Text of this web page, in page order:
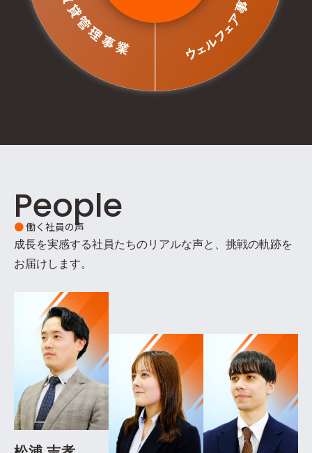
People
●働く社員の声
成長を実感する社員たちのリアルな声と、挑戦の軌跡を
お届けします。